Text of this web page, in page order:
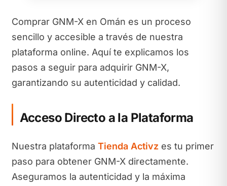
Comprar GNM-X en Omán es un proceso
sencillo y accesible a través de nuestra
plataforma online. Aquí te explicamos los
pasos a seguir para adquirir GNM-X,
garantizando su autenticidad y calidad.
Acceso Directo a la Plataforma
Nuestra plataforma Tienda Activzes tu primer
paso para obtener GNM-X directamente.
Aseguramos la autenticidad y la máxima